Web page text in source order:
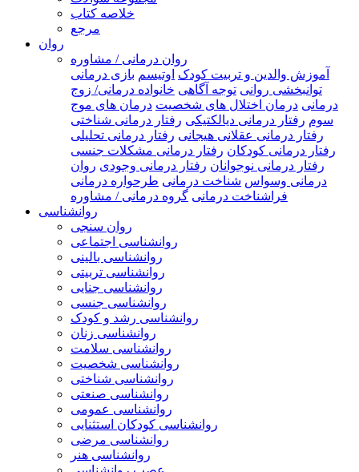
خلاصه کتاب
مرجع
روان
روان درمانی / مشاوره
آموزش والدین و تربیت کودک اوتیسم بازی درمانی
توانبخشی روانی توجه آگاهی خانواده درمانی/ زوج
درمانی درمان اختلال های شخصیت درمان های موج
سوم رفتار درمانی دیالکتیکی رفتار درمانی شناختی
رفتار درمانی عقلانی هیجانی رفتار درمانی تحلیلی
رفتار درمانی کودکان رفتار درمانی مشکلات جنسی
رفتار درمانی نوجوانان رفتار درمانی وجودی روان
درمانی وسواس شناخت درمانی طرحواره درمانی
فراشناخت درمانی گروه درمانی / مشاوره
روانشناسی
روان سنجی
روانشناسی اجتماعی
روانشناسی بالینی
روانشناسی تربیتی
روانشناسی جنایی
روانشناسی جنسی
روانشناسی رشد و کودک
روانشناسی زنان
روانشناسی سلامت
روانشناسی شخصیت
روانشناسی شناختی
روانشناسی صنعتی
روانشناسی عمومی
روانشناسی کودکان استثنایی
روانشناسی مرضی
روانشناسی هنر